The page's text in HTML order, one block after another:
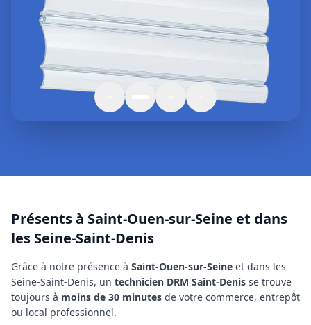
Présents à Saint-Ouen-sur-Seine et dans
les Seine-Saint-Denis
Grâce à notre présence à Saint-Ouen-sur-Seine et dans les
Seine-Saint-Denis, un technicien DRM Saint-Denis se trouve
toujours à moins de 30 minutes de votre commerce, entrepôt
ou local professionnel.